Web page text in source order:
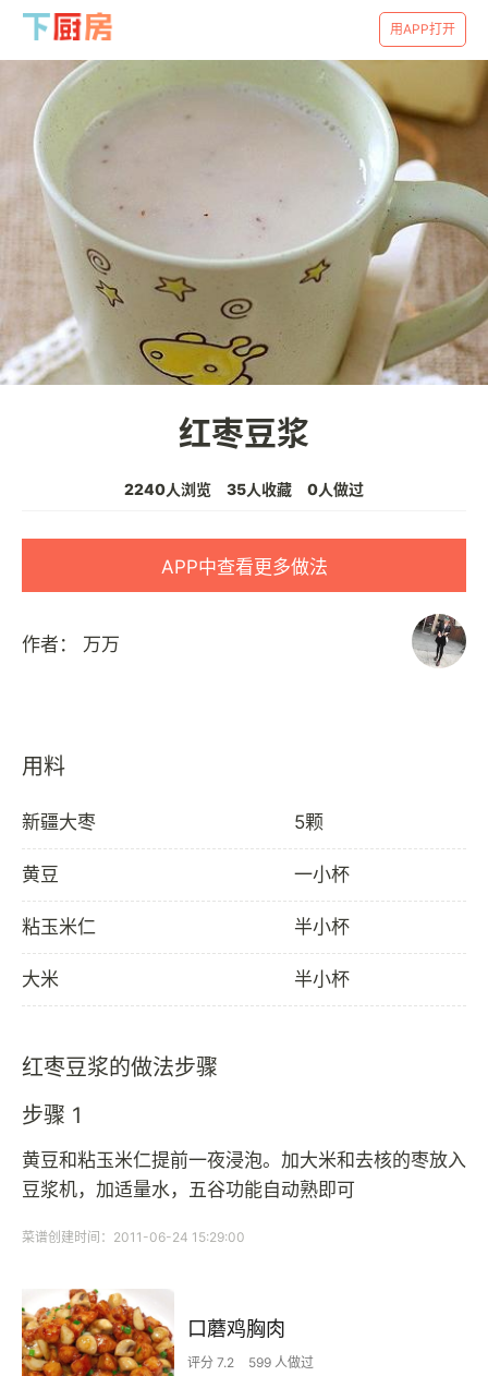
用APP打开
红枣豆浆
2240人浏览 35人收藏 0人做过
APP中查看更多做法
作者： 万万
用料
新疆大枣 5颗
黄豆 一小杯
粘玉米仁 半小杯
大米 半小杯
红枣豆浆的做法步骤
步骤 1
黄豆和粘玉米仁提前一夜浸泡。加大米和去核的枣放入
豆浆机，加适量水，五谷功能自动熟即可
菜谱创建时间：2011-06-24 15:29:00
口蘑鸡胸肉
评分 7.2 599 人做过